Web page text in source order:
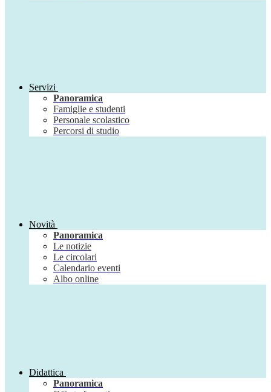
Servizi
Panoramica
Famiglie e studenti
Personale scolastico
Percorsi di studio
Novità
Panoramica
Le notizie
Le circolari
Calendario eventi
Albo online
Didattica
Panoramica